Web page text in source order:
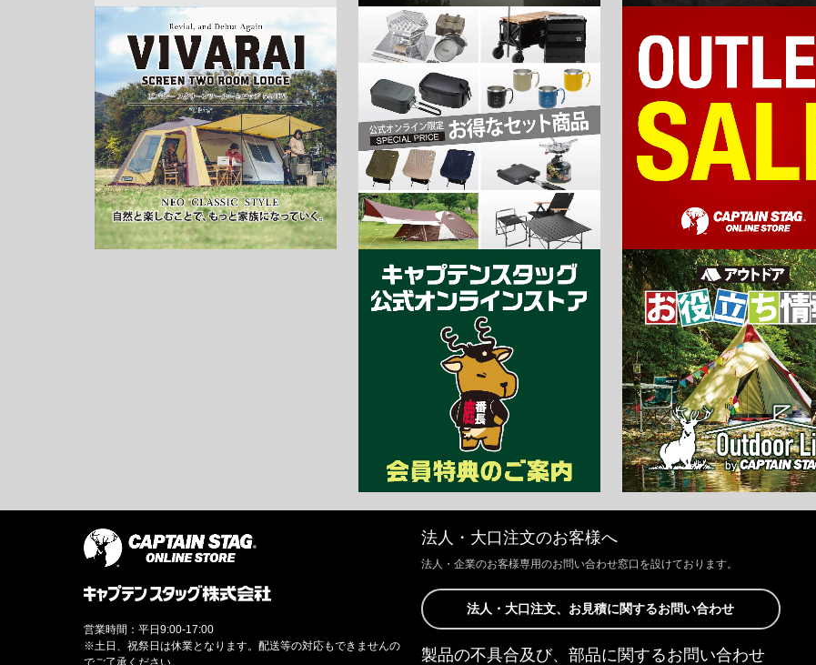
法人・大口注文のお客様へ
法人・企業のお客様専用のお問い合わせ窓口を設けております。
法人・大口注文、お見積に関するお問い合わせ
製品の不具合及び、部品に関するお問い合わせ
営業時間：平日9:00-17:00
※土日、祝祭日は休業となります。配送等の対応もできませんの
でご了承ください。